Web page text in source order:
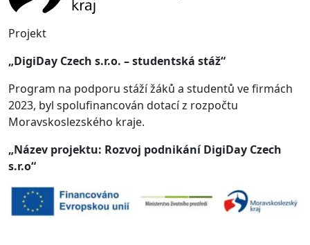
Projekt
„DigiDay Czech s.r.o. – studentská stáž“
Program na podporu stáží žáků a studentů ve firmách
2023, byl spolufinancován dotací z rozpočtu
Moravskoslezského kraje.
„Název projektu: Rozvoj podnikání DigiDay Czech
s.r.o“